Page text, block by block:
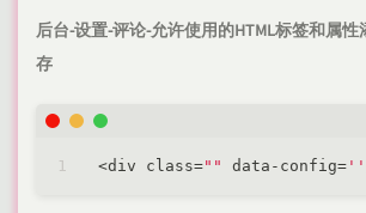
后台-设置-评论-允许使用的HTML标签和属
存
<div class="" data - config= ''